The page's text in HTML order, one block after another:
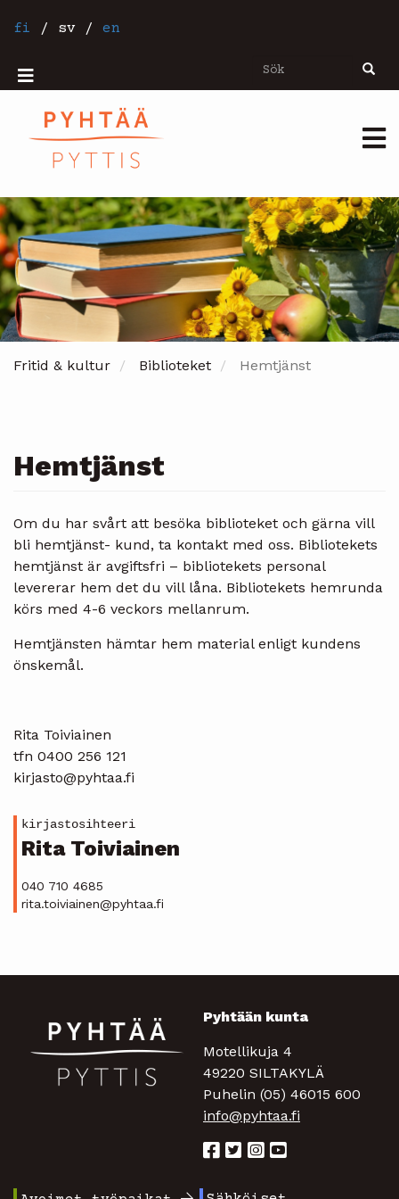
tillfi / sv / en
Sök Sök
Mobiilivalikko
Fritid & kultur Biblioteket Hemtjänst
Hemtjänst
Om du har svårt att besöka biblioteket och gärna vill
bli hemtjänst- kund, ta kontakt med oss. Bibliotekets
hemtjänst är avgiftsfri – bibliotekets personal
levererar hem det du vill låna. Bibliotekets hemrunda
körs med 4-6 veckors mellanrum.
Hemtjänsten hämtar hem material enligt kundens
önskemål.
Rita Toiviainen
tfn 0400 256 121
kirjasto@pyhtaa.fi
kirjastosihteeri
Rita Toiviainen
040 710 4685
rita.toiviainen@pyhtaa.fi
Pyhtään kunta
Motellikuja 4
49220 SILTAKYLÄ
Puhelin (05) 46015 600
info@pyhtaa.fi